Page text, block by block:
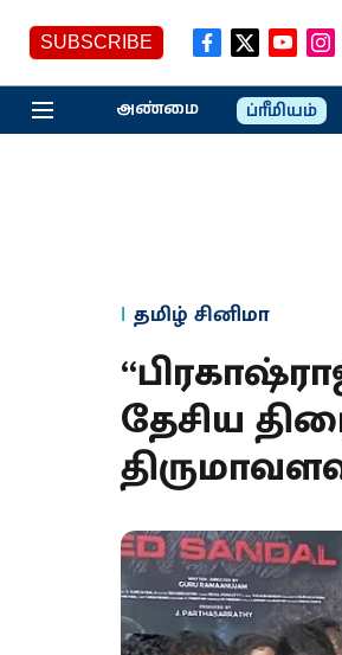
SUBSCRIBE
அண்மை ப்ரீமியம்
தமிழ் சினிமா
தேசிய